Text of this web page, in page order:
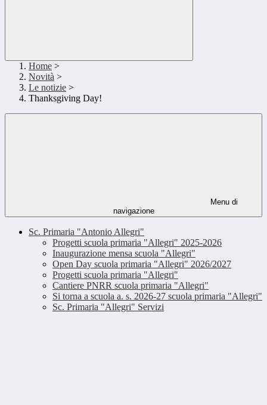
Home >
Novità >
Le notizie >
Thanksgiving Day!
Menu di
navigazione
Sc. Primaria "Antonio Allegri"
Progetti scuola primaria "Allegri" 2025-2026
Inaugurazione mensa scuola "Allegri"
Open Day scuola primaria "Allegri" 2026/2027
Progetti scuola primaria "Allegri"
Cantiere PNRR scuola primaria "Allegri"
Si torna a scuola a. s. 2026-27 scuola primaria "Allegri"
Sc. Primaria "Allegri" Servizi